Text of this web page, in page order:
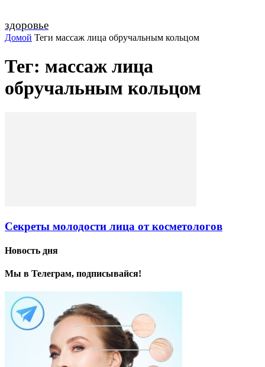
здоровье
Домой Теги массаж лица обручальным кольцом
Тег: массаж лица
обручальным кольцом
Секреты молодости лица от косметологов
Новость дня
Мы в Телеграм, подписывайся!